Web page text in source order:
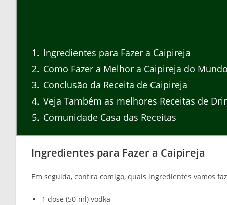
1
Ingredientes para Fazer a Caipireja
2 Como Fazer a Melhor a Caipireja do Mundo
3 Conclusão da Receita de Caipireja
4 Veja Também as melhores Receitas de
5 Comunidade Casa das Receitas
Ingredientes para Fazer a Caipireja
Em seguida, confira comigo, quais ingredientes vamos
1 dose (50 ml) vodka